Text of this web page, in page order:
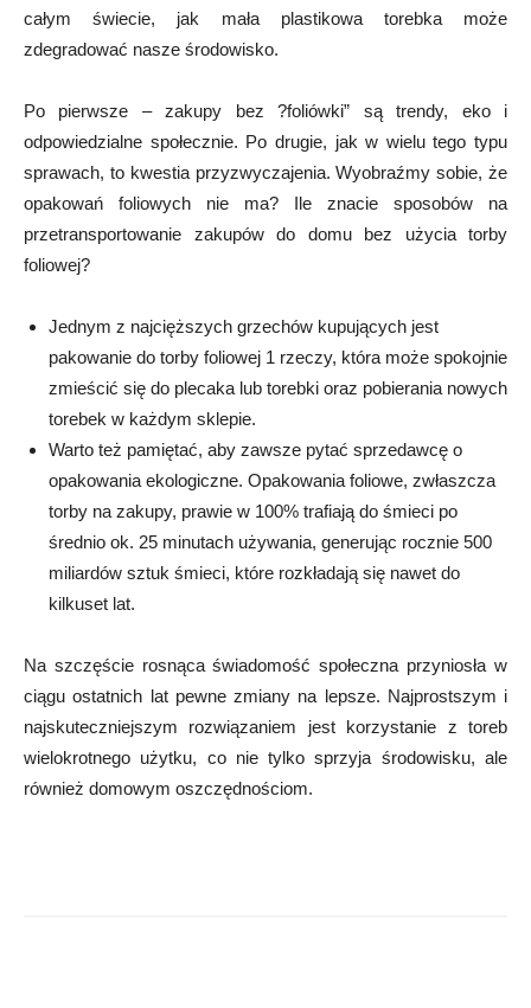
całym świecie, jak mała plastikowa torebka może
zdegradować nasze środowisko.
Po pierwsze – zakupy bez ?foliówki” są trendy, eko i
odpowiedzialne społecznie. Po drugie, jak w wielu tego typu
sprawach, to kwestia przyzwyczajenia. Wyobraźmy sobie, że
opakowań foliowych nie ma? Ile znacie sposobów na
przetransportowanie zakupów do domu bez użycia torby
foliowej?
Jednym z najcięższych grzechów kupujących jest
pakowanie do torby foliowej 1 rzeczy, która może spokojnie
zmieścić się do plecaka lub torebki oraz pobierania nowych
torebek w każdym sklepie.
Warto też pamiętać, aby zawsze pytać sprzedawcę o
opakowania ekologiczne. Opakowania foliowe, zwłaszcza
torby na zakupy, prawie w 100% trafiają do śmieci po
średnio ok. 25 minutach używania, generując rocznie 500
miliardów sztuk śmieci, które rozkładają się nawet do
kilkuset lat.
Na szczęście rosnąca świadomość społeczna przyniosła w
ciągu ostatnich lat pewne zmiany na lepsze. Najprostszym i
najskuteczniejszym rozwiązaniem jest korzystanie z toreb
wielokrotnego użytku, co nie tylko sprzyja środowisku, ale
również domowym oszczędnościom.